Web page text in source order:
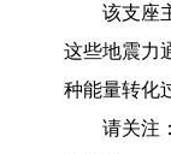
该支座
这些地震力
种能量转化
请关注